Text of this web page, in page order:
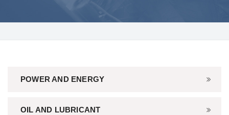
POWER AND ENERGY
OIL AND LUBRICANT